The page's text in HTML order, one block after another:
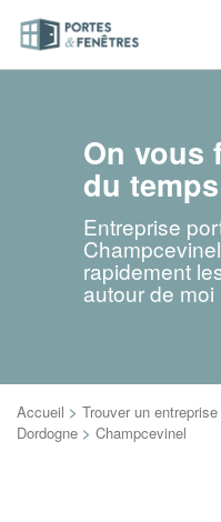
On vous
du
Entreprise
rapidement
autour de moi
Accueil > Trouver un
Dordogne > Champcevinel